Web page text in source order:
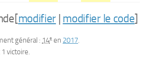
[modifier modifier le code]
général : 14e en 2017.
1 victoire.